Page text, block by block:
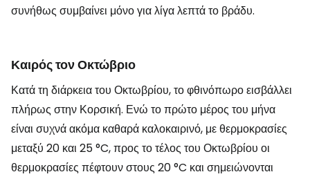
συνήθως συμβαίνει μόνο για λίγα λεπτά το βράδυ.
Καιρός τον Οκτώβριο
Κατά τη διάρκεια του Οκτωβρίου, το φθινόπωρο εισβάλλει
πλήρως στην Κορσική. Ενώ το πρώτο μέρος του μήνα
είναι συχνά ακόμα καθαρά καλοκαιρινό, με θερμοκρασίες
μεταξύ 20 και 25 °C, προς το τέλος του Οκτωβρίου οι
θερμοκρασίες πέφτουν στους 20 °C και σημειώνονται